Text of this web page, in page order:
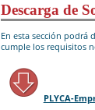
Descarga de
En esta sección podrá
cumple los requisitos
PLYCA-